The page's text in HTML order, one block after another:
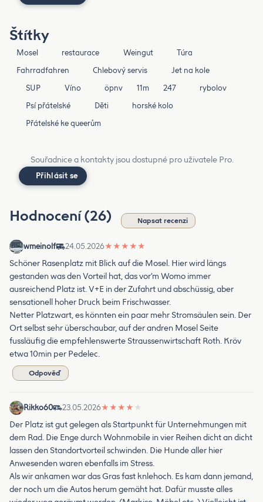
Štítky
Mosel restaurace Weingut
Túra
Fahrradfahren
Chlebový servis
Jet na kole
SUP
Víno öpnv 11m 247
rybolov
Psí přátelské
Děti
horské kolo
Přátelské ke queerům
Souřadnice a kontakty jsou dostupné pro uživatele Pro.
Přihlásit se
Hodnocení (26) Napsat recenzi
wmeinolf 24.05.2026★ ★ ★ ★ ★
Schöner Rasenplatz mit Blick auf die Mosel. Hier wird längs
gestanden was den Vorteil hat, das vor’m Womo immer
ausreichend Platz ist. V+E in der Zufahrt und abschüssig, aber
sensationell hoher Druck beim Frischwasser.
Netter Platzwart, es könnten ein paar mehr Stromsäulen sein. Der
Ort selbst sehr überschaubar, auf der andren Mosel Seite
fussläufig die empfehlenswerte Straussenwirtschaft Roth. Kröv
etwa 10min per Pedelec.
Odpověď
Rikko60 23.05.2026★ ★ ★ ★ ★
Der Platz ist gut gelegen als Startpunkt für Unternehmungen mit
dem Rad. Die Enge durch Wohnmobile in vier Reihen dicht an dicht
lassen den Standortvorteil schwinden. Die Hunde aller hier
Anwesenden waren ebenfalls im Stress.
Als wir ankamen war das Gras fast knlehoch. Es kam dann jemand,
der noch um die Autos herum gemäht hat. Dafür musste alles